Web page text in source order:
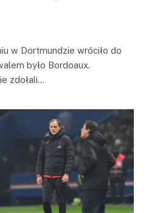
w Dortmundzie wróciło do
było Bordoaux.
zdołali…